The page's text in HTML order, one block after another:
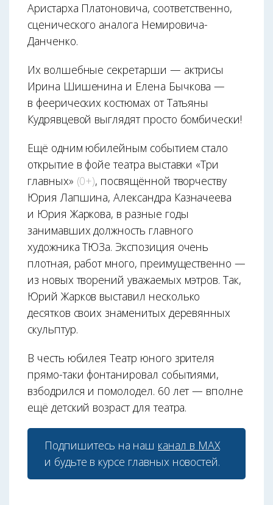
Аристарха Платоновича, соответственно,
сценического аналога Немировича-
Данченко.
Их волшебные секретарши — актрисы
Ирина Шишенина и Елена Бычкова —
в феерических костюмах от Татьяны
Кудрявцевой выглядят просто бомбически!
Ещё одним юбилейным событием стало
открытие в фойе театра выставки «Три
главных» (0+), посвящённой творчеству
Юрия Лапшина, Александра Казначеева
и Юрия Жаркова, в разные годы
занимавших должность главного
художника ТЮЗа. Экспозиция очень
плотная, работ много, преимущественно —
из новых творений уважаемых мэтров. Так,
Юрий Жарков выставил несколько
десятков своих знаменитых деревянных
скульптур.
В честь юбилея Театр юного зрителя
прямо-таки фонтанировал событиями,
взбодрился и помолодел. 60 лет — вполне
ещё детский возраст для театра.
Подпишитесь на наш канал в МАХ
и будьте в курсе главных новостей.